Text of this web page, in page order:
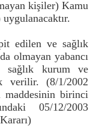
kişiler) Kamu
edilen ve sağlık
olmayan yabancı
sağlık kurum ve
verilir. (8/1/2002
birinci
05/12/2003